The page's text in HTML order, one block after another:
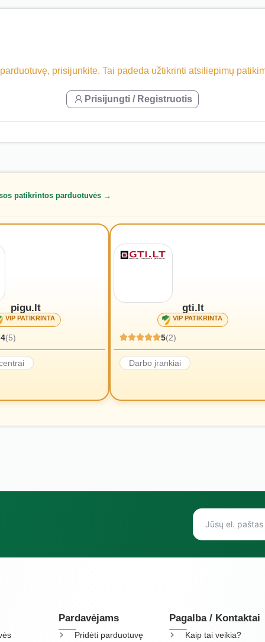
prisijunkite. Tai padeda užtikrinti atsiliepimų
Prisijungti / Registruotis
patikrintos parduotuvės →
pigu.lt
VIP PATIKRINTA
(5)
gti.lt
VIP PATIKRINTA
5(2)
Darbo įrankiai
Pardavėjams
Pridėti parduotuvę
Pagalba / Kontaktai
Kaip tai veikia?